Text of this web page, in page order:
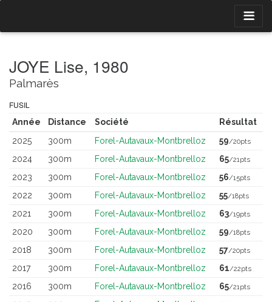
JOYE Lise, 1980
Palmarès
FUSIL
Année Distance Société
Résultat
2025
300m Forel-Autavaux-Montbrelloz 59/20pts
2024 300m Forel-Autavaux-Montbrelloz 65/21pts
2023 300m Forel-Autavaux-Montbrelloz 56/15pts
2022 300m Forel-Autavaux-Montbrelloz 55/18pts
2021 300m Forel-Autavaux-Montbrelloz 63/19pts
2020 300m Forel-Autavaux-Montbrelloz 59/18pts
2018 300m Forel-Autavaux-Montbrelloz 57/20pts
2017 300m Forel-Autavaux-Montbrelloz 61/22pts
2016 300m Forel-Autavaux-Montbrelloz 65/21pts